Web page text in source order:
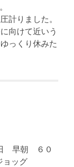
計りました。
向けて近いう
っくり休みた
早朝 ６０
ョッグ